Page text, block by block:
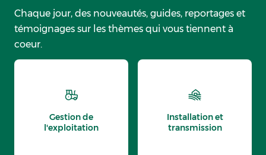
Chaque jour, des nouveautés, guides, reportages et
témoignages sur les thèmes qui vous tiennent à
coeur.
Gestion de
l'exploitation
Installation et
transmission